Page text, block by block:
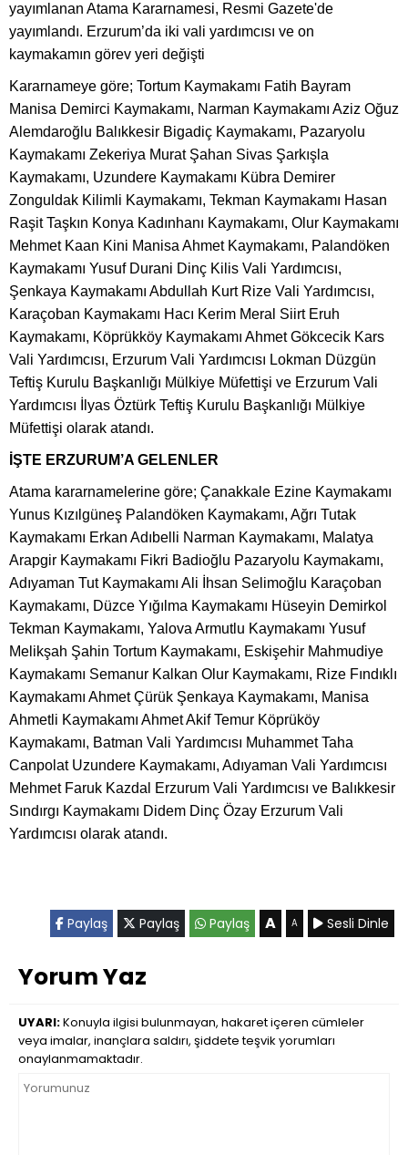
yayımlanan Atama Kararnamesi, Resmi Gazete'de
yayımlandı. Erzurum’da iki vali yardımcısı ve on
kaymakamın görev yeri değişti
Kararnameye göre; Tortum Kaymakamı Fatih Bayram
Manisa Demirci Kaymakamı, Narman Kaymakamı Aziz Oğuz
Alemdaroğlu Balıkkesir Bigadiç Kaymakamı, Pazaryolu
Kaymakamı Zekeriya Murat Şahan Sivas Şarkışla
Kaymakamı, Uzundere Kaymakamı Kübra Demirer
Zonguldak Kilimli Kaymakamı, Tekman Kaymakamı Hasan
Raşit Taşkın Konya Kadınhanı Kaymakamı, Olur Kaymakamı
Mehmet Kaan Kini Manisa Ahmet Kaymakamı, Palandöken
Kaymakamı Yusuf Durani Dinç Kilis Vali Yardımcısı,
Şenkaya Kaymakamı Abdullah Kurt Rize Vali Yardımcısı,
Karaçoban Kaymakamı Hacı Kerim Meral Siirt Eruh
Kaymakamı, Köprükköy Kaymakamı Ahmet Gökcecik Kars
Vali Yardımcısı, Erzurum Vali Yardımcısı Lokman Düzgün
Teftiş Kurulu Başkanlığı Mülkiye Müfettişi ve Erzurum Vali
Yardımcısı İlyas Öztürk Teftiş Kurulu Başkanlığı Mülkiye
Müfettişi olarak atandı.
İŞTE ERZURUM’A GELENLER
Atama kararnamelerine göre; Çanakkale Ezine Kaymakamı
Yunus Kızılgüneş Palandöken Kaymakamı, Ağrı Tutak
Kaymakamı Erkan Adıbelli Narman Kaymakamı, Malatya
Arapgir Kaymakamı Fikri Badioğlu Pazaryolu Kaymakamı,
Adıyaman Tut Kaymakamı Ali İhsan Selimoğlu Karaçoban
Kaymakamı, Düzce Yığılma Kaymakamı Hüseyin Demirkol
Tekman Kaymakamı, Yalova Armutlu Kaymakamı Yusuf
Melikşah Şahin Tortum Kaymakamı, Eskişehir Mahmudiye
Kaymakamı Semanur Kalkan Olur Kaymakamı, Rize Fındıklı
Kaymakamı Ahmet Çürük Şenkaya Kaymakamı, Manisa
Ahmetli Kaymakamı Ahmet Akif Temur Köprüköy
Kaymakamı, Batman Vali Yardımcısı Muhammet Taha
Canpolat Uzundere Kaymakamı, Adıyaman Vali Yardımcısı
Mehmet Faruk Kazdal Erzurum Vali Yardımcısı ve Balıkkesir
Sındırgı Kaymakamı Didem Dinç Özay Erzurum Vali
Yardımcısı olarak atandı.
Paylaş Paylaş Paylaş A A Sesli Dinle
Yorum Yaz
UYARI:Konuyla ilgisi bulunmayan, hakaret içeren cümleler
veya imalar, inançlara saldırı, şiddete teşvik yorumları
onaylanmamaktadır.